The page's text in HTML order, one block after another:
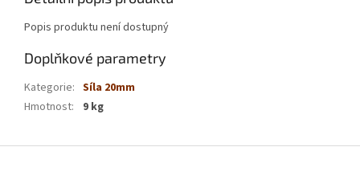
Popis produktu není dostupný
Doplňkové parametry
Kategorie: Síla 20mm
Hmotnost: 9 kg